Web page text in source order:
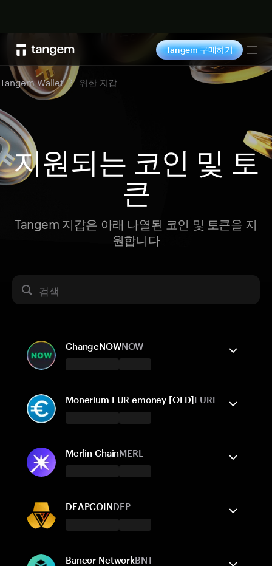
Tangem 구매하기
Tangem Wallet 위한 지갑
지원되는 코인 및 토
큰
Tangem 지갑은 아래 나열된 코인 및 토큰을 지
원합니다
검색
ChangeNOWNOW
보내기/받기 구매 스왑
Ethereum
BNB Smart Chain
BNB Beacon Chain
Monerium EUR emoney [OLD]EURE
보내기/받기 구매 스왑
Ethereum Polygon POS
Merlin ChainMERL
보내기/받기 구매
Ethereum BNB Smart Chain
DEAPCOINDEP
보내기/받기 구매 스왑
Bancor NetworkBNT